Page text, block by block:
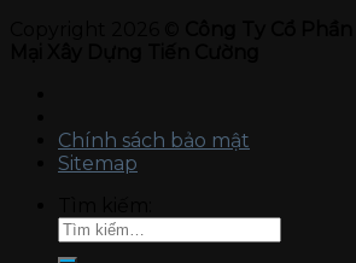
Chính sách bảo mật
Sitemap